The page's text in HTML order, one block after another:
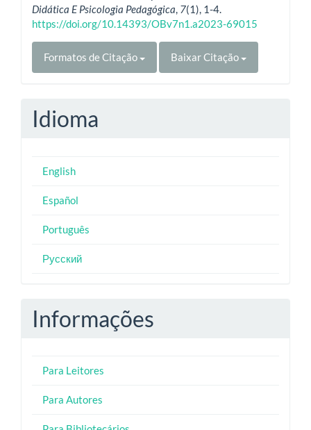
Didática E Psicologia Pedagógica, 7(1), 1-4.
https://doi.org/10.14393/OBv7n1.a2023-69015
Formatos de Citação Baixar Citação
Idioma
English
Español
Português
Русский
Informações
Para Leitores
Para Autores